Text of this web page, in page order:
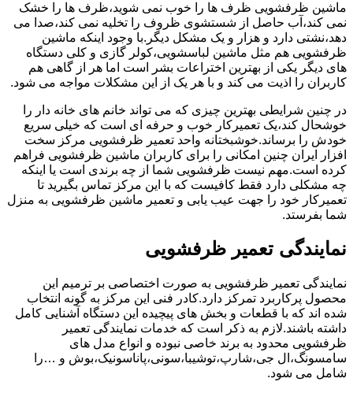
ماشین ظرفشویی ظرف ها را خوب نمی شوید،ظرف ها را خشک
نمی کند،آب حاصل از شستشوی ظروف را تخلیه نمی کند،صدا می
دهد،نشتی دارد و هزار و یک مشکل دیگر.با وجود اینکه ماشین
ظرفشویی هم مثل ماشین لباسشویی،کولر گازی و کلی دستگاه
های دیگر یکی از بهترین اختراعات بشر است اما هر از گاهی هم
کاربران را اذیت می کند و با هر یک از این مشکلات مواجه می شود.
در چنین شرایطی بهترین چیزی که می تواند خانم های خانه دار را
خوشحال کند،یک تعمیرکار خوب و حرفه ای است که خیلی سریع
خودش را برساند.خوشبختانه واحد تعمیر ظرفشویی مرکز سخت
افزار ایران چنین امکانی را برای کاربران ماشین ظرفشویی فراهم
کرده است.مهم نیست ظرفشویی شما از چه برندی است یا اینکه
چه مشکلی دارد فقط کافیست که با این مرکز تماس بگیرید تا
تعمیرکار خود را جهت عیب یابی و تعمیر ماشین ظرفشویی به منزل
شما بفرستد.
نمایندگی تعمیر ظرفشویی
نمایندگی تعمیر ظرفشویی به صورت اختصاصی بر ترمیم این
محصول پرکاربرد تمرکز دارد.کادر فنی این مرکز به گونه انتخاب
شده اند که با قطعات و بخش های پیچیده این دستگاه آشنایی کامل
داشته باشند.لازم به ذکر است که خدمات نمایندگی تعمیر
ظرفشویی محدود به برند خاصی نبوده و انواع مدل های
سامسونگ،ال جی،شارپ،توشیبا،سونی،پاناسونیک،بوش و …را
شامل می شود.